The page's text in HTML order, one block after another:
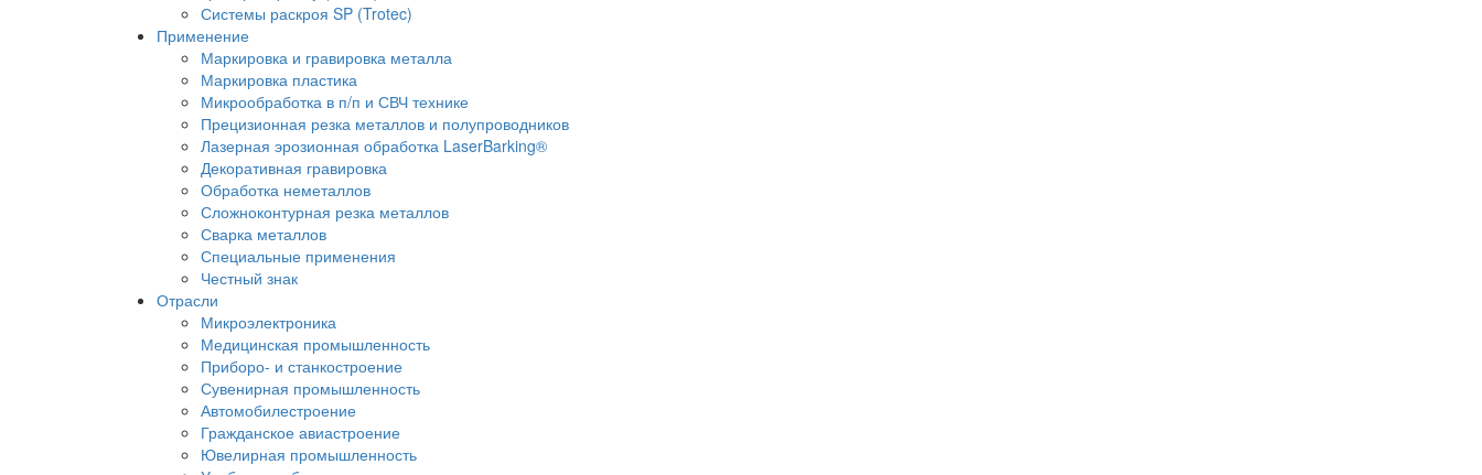
Системы раскроя SP (Trotec)
Применение
Маркировка и гравировка металла
Маркировка пластика
Микрообработка в п/п и СВЧ технике
Прецизионная резка металлов и полупроводников
Лазерная эрозионная обработка LaserBarking®
Декоративная гравировка
Обработка неметаллов
Сложноконтурная резка металлов
Сварка металлов
Специальные применения
Честный знак
Отрасли
Микроэлектроника
Медицинская промышленность
Приборо- и станкостроение
Сувенирная промышленность
Автомобилестроение
Гражданское авиастроение
Ювелирная промышленность